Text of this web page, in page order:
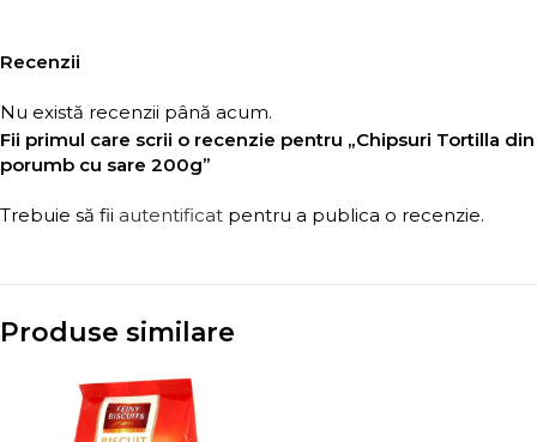
Recenzii
Nu există recenzii până acum.
Fii primul care scrii o recenzie pentru „Chipsuri Tortilla din
porumb cu sare 200g”
Trebuie să fii autentificat pentru a publica o recenzie.
Produse similare